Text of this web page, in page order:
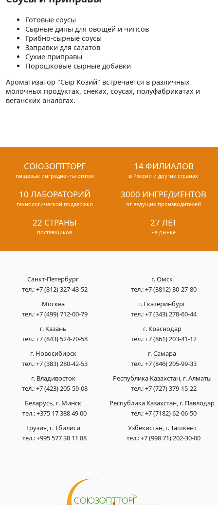
Готовые соусы
Сырные дипы для овощей и чипсов
Грибно-сырные соусы
Заправки для салатов
Сухие приправы
Порошковые сырные добавки
Ароматизатор "Сыр Козий" встречается в различных
молочных продуктах, снеках, соусах, полуфабрикатах и
веганских аналогах.
СОЮЗОПТТОРГ
пищевые ингредиенты оптом
14 ФИЛИАЛОВ
в России и других странах
10 ЛАБОРАТОРИЙ
технологической поддержки
3000 ИНГРЕДИЕНТОВ
от ведущих производителей
22 СТРАНЫ
поставщиков
27 ЛЕТ
на рынке
Санкт-Петербург
тел.:+7 (812) 327-43-52
Москва
тел.:+7 (499) 712-00-79
г. Казань
тел.:+7 (843) 524-70-58
г. Новосибирск
тел.:+7 (383) 280-42-53
г. Омск
тел.:+7 (3812) 30-27-80
г. Екатеринбург
тел.:+7 (343) 278-60-44
г. Краснодар
тел.:+7 (861) 203-41-12
г. Самара
тел.:+7 (846) 205-99-33
г. Владивосток
тел.:+7 (423) 205-59-08
Беларусь, г. Минск
тел.:+375 17 388 49 00
Грузия, г. Тбилиси
тел.:+995 577 38 11 88
Республика Казахстан, г. Алматы
тел.:+7 (727) 379-15-22
Республика Казахстан, г. Павлодар
тел.:+7 (7182) 62-06-50
Узбекистан, г. Ташкент
тел.:+7 (998 71) 202-30-00